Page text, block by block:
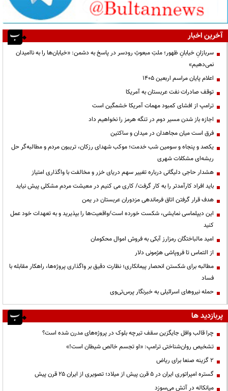
آخرین اخبار
سربازانِ خیابانِ ظهور؛ ملتِ مبعوثِ رودسر در پاسخ به دشمن: «خیابان‌ها را به ناامیدان
نمی‌دهیم»
اعلام پایان مراسم اربعین ۱۴۰۵
توقف صادرات نفت عربستان به آمریکا
ترامپ از افشای کمبود مهمات آمریکا خشمگین است
اجازه باز شدن مسیر دوم در تنگه هرمز را نخواهیم داد
فرق است میان مجاهدان در میدان و ساکتین
یکصد و پنجاه و سومین شب خدمت؛ موکب شهدای رزکان، تریبون مردم و مطالبه‌گر حل
ریشه‌ای مشکلات شهری
هشدار حاجی دلیگانی درباره تغییر سهم دریای خزر و مخالفت با واگذاری امتیاز
باید افراد کارآمدتر را به کار گرفت/ کاری می کنیم در معیشت مردم مشکلی پیش نیاید
هدف قرار گرفتن اتاق‌ فرماندهی مزدوران عربستان در یمن
این دیپلماسی نمایشی، شکست خورده است/واقعیت‌ها را بپذیرید و به تعهدات خود عمل
کنید
امید مالباختگان رمزارز آبکی به فروش اموال محکومان
از التماس تا فروپاشی هژمونی دلار
مطالبه برای شکستن انحصار پیمانکاری؛ نظارت دقیق بر واگذاری پروژه‌ها، راهکار مقابله با
فساد
حمله نیروهای اسرائیلی به خبرنگار پرس‌تی‌وی
پربازدید ها
چرا قالب وافل جایگزین سقف تیرچه بلوک در پروژه‌های مدرن شده است؟
تشخیص روان‌شناختی ترامپ: «او تجسم خالص شیطان است!»
۲ گزینه صنعا برای ریاض
گستره امپراتوری ایران در ۵ قرن پیش از میلاد؛ تصویری از ایران ۲۵ قرن پیش
میانکاله در آتش می‌سوزد